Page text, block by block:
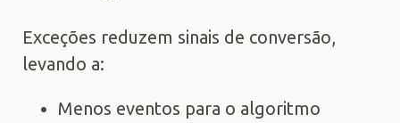
Exceções reduzem sinais de conversão,
levando a:
Menos eventos para o algoritmo